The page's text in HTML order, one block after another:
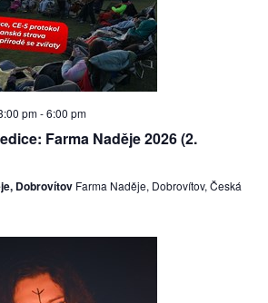
pm-6:00 pm
Farma Naděje 2026 (2.
Dobrovítov Farma Naděje, Dobrovítov, Česká